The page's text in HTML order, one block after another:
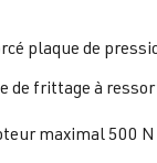
plaque de
de frittage à
maximal 500